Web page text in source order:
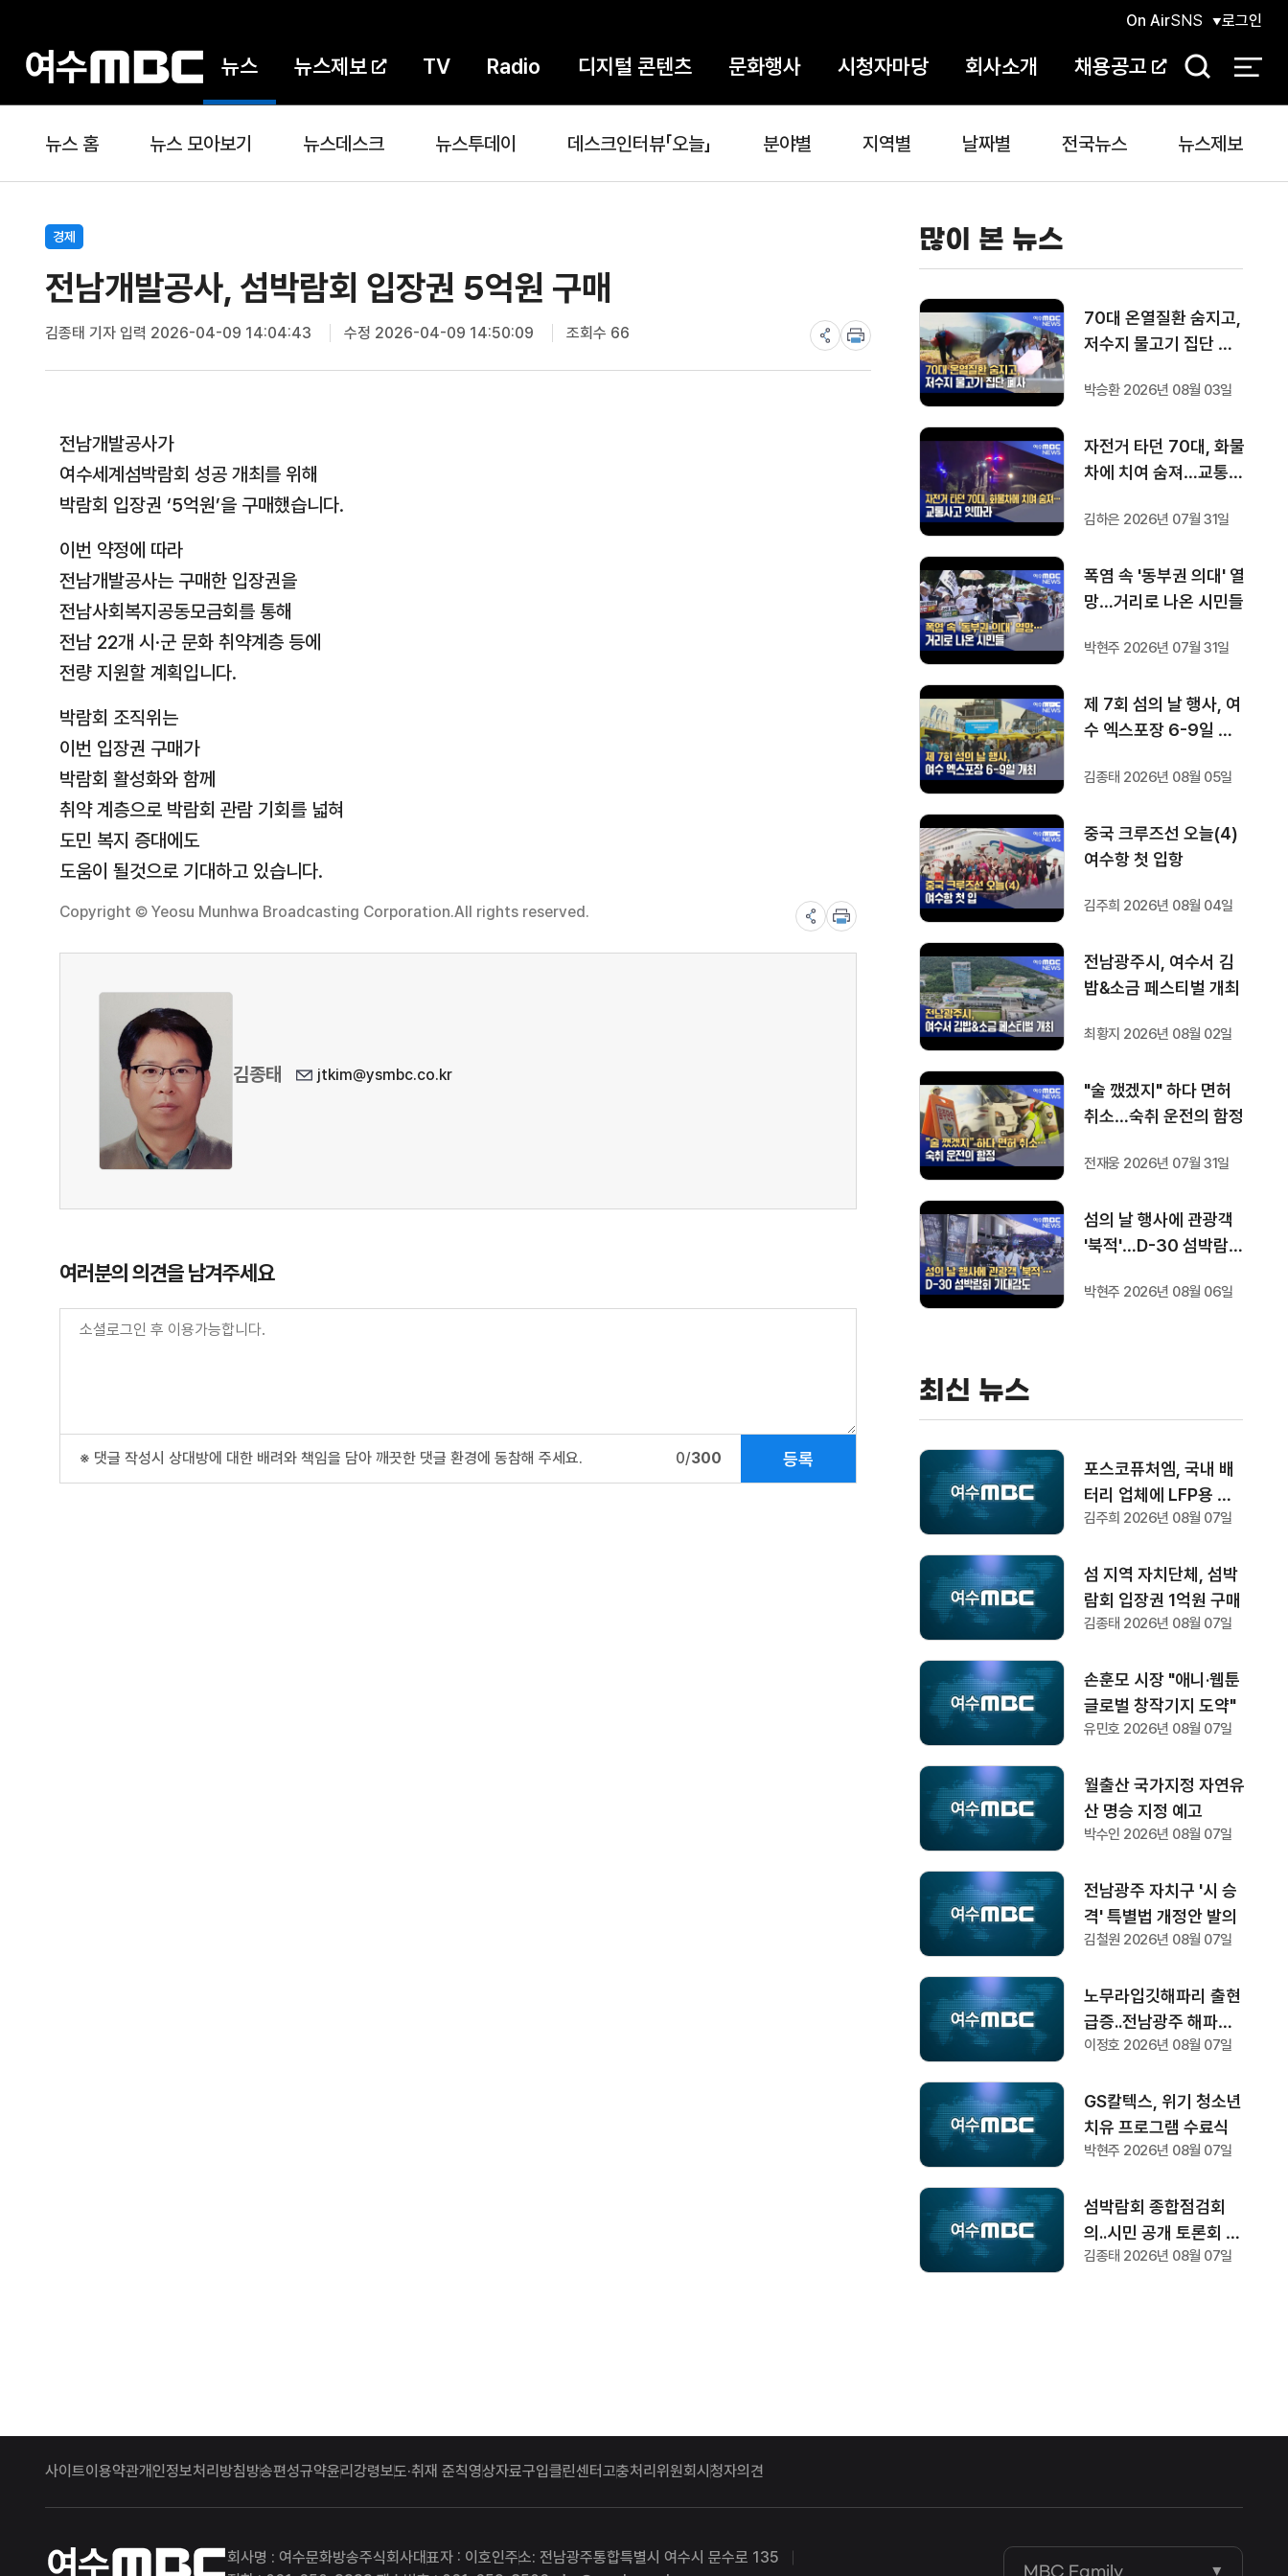
뉴스 뉴스제보 TV Radio 디지털 콘텐츠 문화행사 시청자마당 회사소개 채용공고
On AirSNS 로그인
검
뉴스 홈 뉴스 모아보기 뉴스데스크 뉴스투데이 데스크인터뷰「오늘」 분야별 지역별 날짜별 전국뉴스 뉴스제보
경제
전남개발공사, 섬박람회 입장권 5억원 구매
김종태 기자입력 2026-04-09 14:04:43 수정 2026-04-09 14:50:09 조회수 66
전남개발공사가
여수세계섬박람회 성공 개최를 위해
박람회 입장권 ‘5억원’을 구매했습니다.
이번 약정에 따라
전남개발공사는 구매한 입장권을
전남사회복지공동모금회를 통해
전남 22개 시·군 문화 취약계층 등에
전량 지원할 계획입니다.
박람회 조직위는
이번 입장권 구매가
박람회 활성화와 함께
취약 계층으로 박람회 관람 기회를 넓혀
도민 복지 증대에도
도움이 될것으로 기대하고 있습니다.
Copyright © Yeosu Munhwa Broadcasting Corporation.All rights reserved.
김종태 jtkim@ysmbc.co.kr
여러분의 의견을 남겨주세요
※ 댓글 작성시 상대방에 대한 배려와 책임을 담아 깨끗한 댓글 환경에 동참해 주세요. 0/300 등록
많이 본 뉴스
70대 온열질환 숨지고,
저수지 물고기 집단 폐
박승환 2026년 08월 03일
자전거 타던 70대, 화물
차에 치여 숨져…교통사
김하은 2026년 07월 31일
폭염 속 '동부권 의대' 열
망…거리로 나온 시민들
박현주 2026년 07월 31일
제 7회 섬의 날 행사, 여
수 엑스포장 6-9일 개
김종태 2026년 08월 05일
중국 크루즈선 오늘(4)
여수항 첫 입항
김주희 2026년 08월 04일
전남광주시, 여수서 김
밥&소금 페스티벌 개최
최황지 2026년 08월 02일
"술 깼겠지" 하다 면허
취소…숙취 운전의 함정
전재웅 2026년 07월 31일
섬의 날 행사에 관광객
'북적'…D-30 섬박람회
박현주 2026년 08월 06일
최신 뉴스
포스코퓨처엠, 국내 배
터리 업체에 LFP용 양
극재 장기 공급
김주희 2026년 08월 07일
섬 지역 자치단체, 섬박
람회 입장권 1억원 구매
김종태 2026년 08월 07일
손훈모 시장 "애니·웹툰
글로벌 창작기지 도약"
유민호 2026년 08월 07일
월출산 국가지정 자연유
산 명승 지정 예고
박수인 2026년 08월 07일
전남광주 자치구 '시 승
격' 특별법 개정안 발의
김철원 2026년 08월 07일
노무라입깃해파리 출현
급증..전남광주 해파리
주의보 지속
이정호 2026년 08월 07일
GS칼텍스, 위기 청소년
치유 프로그램 수료식
박현주 2026년 08월 07일
섬박람회 종합점검회
의..시민 공개 토론회 형
식 개최
김종태 2026년 08월 07일
사이트이용약관개인정보처리방침방송편성규약윤리강령보도·취재 준칙영상자료구입클린센터고충처리위원회시청자의견
여수MBC 회사명 : 여수문화방송주식회사대표자 : 이호인주소: 전남광주통합특별시 여수시 문수로 135
MBC Family